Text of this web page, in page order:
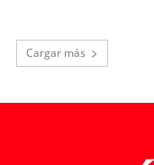
Cargar más